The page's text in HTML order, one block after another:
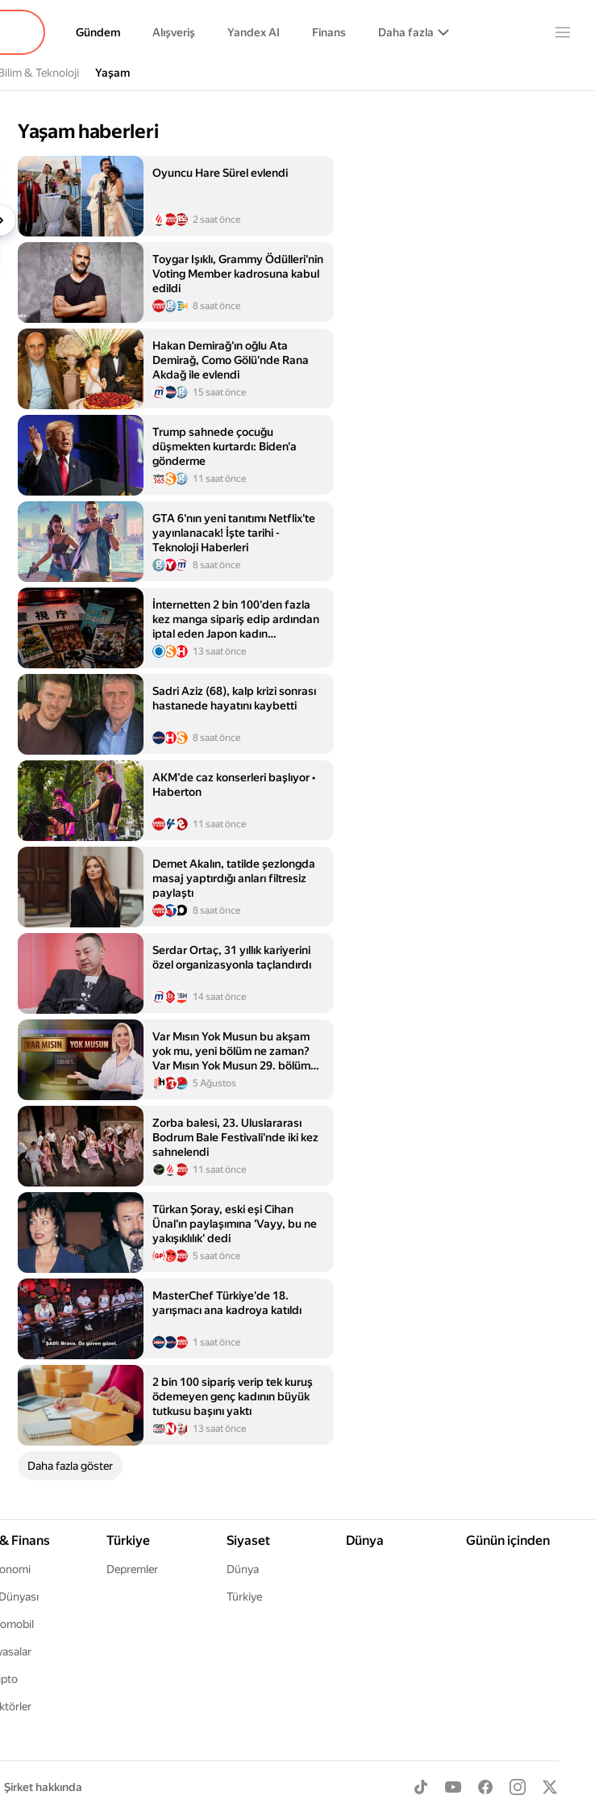
Gündem
Gündem Alışveriş Yandex AI Finans Daha fazla
& Teknoloji Yaşam
Yaşam
Yaşam haberleri
Oyuncu Hare Sürel evlendi
2 saat önce
Toygar Işıklı, Grammy Ödülleri'nin
Voting Member kadrosuna kabul
edildi
8 saat önce
Hakan Demirağ'ın oğlu Ata
Demirağ, Como Gölü'nde Rana
Akdağ ile evlendi
15 saat önce
Trump sahnede çocuğu
düşmekten kurtardı: Biden'a
gönderme
11 saat önce
GTA 6'nın yeni tanıtımı Netflix'te
yayınlanacak! İşte tarihi -
Teknoloji Haberleri
8 saat önce
İnternetten 2 bin 100'den fazla
kez manga sipariş edip ardından
iptal eden Japon kadın
tutuklandı13 saat önce
Sadri Aziz (68), kalp krizi sonrası
hastanede hayatını kaybetti
8 saat önce
AKM’de caz konserleri başlıyor •
Haberton
11 saat önce
Demet Akalın, tatilde şezlongda
masaj yaptırdığı anları filtresiz
paylaştı
8 saat önce
Serdar Ortaç, 31 yıllık kariyerini
özel organizasyonla taçlandırdı
14 saat önce
Var Mısın Yok Musun bu akşam
yok mu, yeni bölüm ne zaman?
Var Mısın Yok Musun 29. bölüm
fragmanı5 Ağustos
Zorba balesi, 23. Uluslararası
Bodrum Bale Festivali'nde iki kez
sahnelendi
11 saat önce
Türkan Şoray, eski eşi Cihan
Ünal'ın paylaşımına 'Vayy, bu ne
yakışıklılık' dedi
5 saat önce
MasterChef Türkiye'de 18.
yarışmacı ana kadroya katıldı
1 saat önce
2 bin 100 sipariş verip tek kuruş
ödemeyen genç kadının büyük
tutkusu başını yaktı
13 saat önce
Daha fazla göster
Finans Türkiye
Depremler
Siyaset
Dünya
Türkiye
Dünya Günün içinden
Şirket hakkında